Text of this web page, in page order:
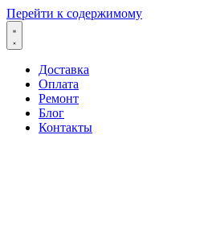
Перейти к содержимому
Доставка
Оплата
Ремонт
Блог
Контакты